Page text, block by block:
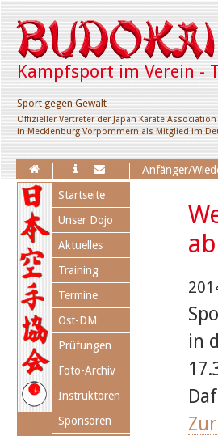
Kampfsport im Verein -
Sport gegen Gewalt
Offizieller Vertreter der Japan Karate Association
in Mecklenburg Vorpommern als Mitglied im
Anfänger/
Erweiterung des
in
Navigation
überspringen
Startseite
Unser Dojo
Aktuelles
Training
Termine
Ost-DM
Prüfungen
Foto-Archiv
Instruktoren
Sponsoren